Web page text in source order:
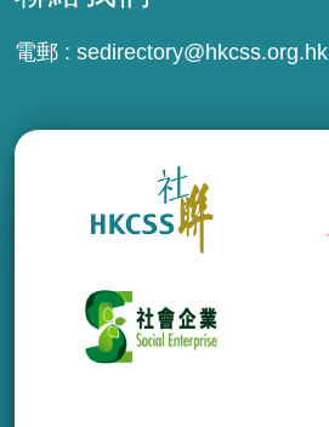
電郵 : sedirectory@hkcss.org.hk